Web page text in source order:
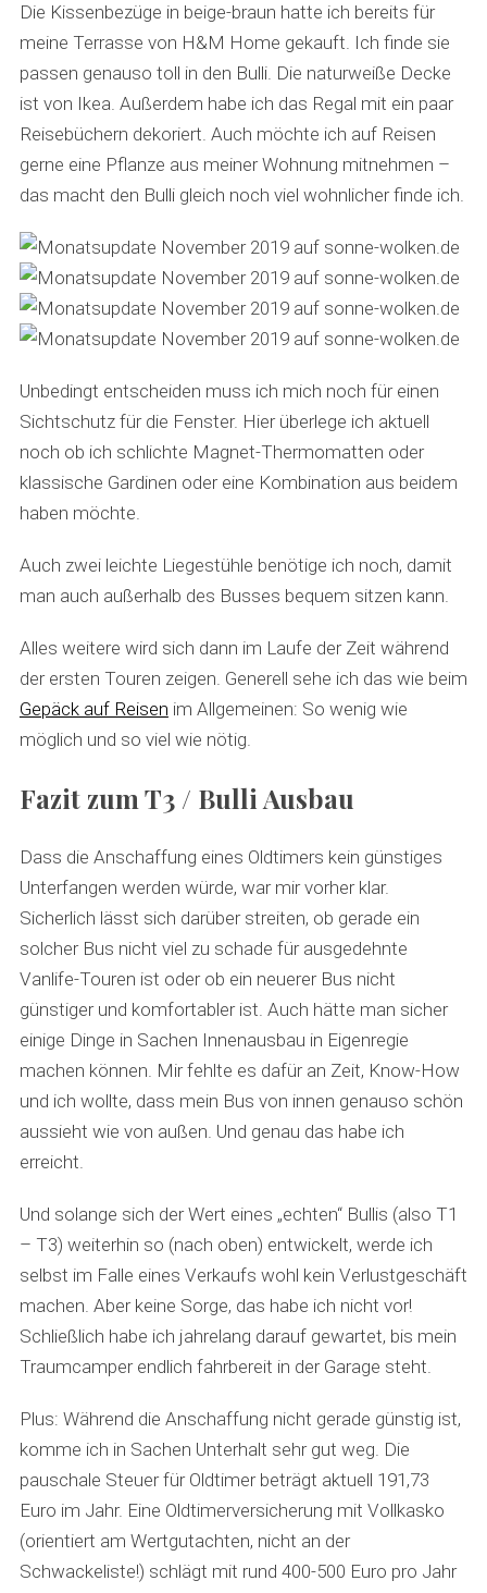
Die Kissenbezüge in beige-braun hatte ich bereits für
meine Terrasse von H&M Home gekauft. Ich finde sie
passen genauso toll in den Bulli. Die naturweiße Decke
ist von Ikea. Außerdem habe ich das Regal mit ein paar
Reisebüchern dekoriert. Auch möchte ich auf Reisen
gerne eine Pflanze aus meiner Wohnung mitnehmen –
das macht den Bulli gleich noch viel wohnlicher finde ich.
Unbedingt entscheiden muss ich mich noch für einen
Sichtschutz für die Fenster. Hier überlege ich aktuell
noch ob ich schlichte Magnet-Thermomatten oder
klassische Gardinen oder eine Kombination aus beidem
haben möchte.
Auch zwei leichte Liegestühle benötige ich noch, damit
man auch außerhalb des Busses bequem sitzen kann.
Alles weitere wird sich dann im Laufe der Zeit während
der ersten Touren zeigen. Generell sehe ich das wie beim
Gepäck auf Reisen im Allgemeinen: So wenig wie
möglich und so viel wie nötig.
Fazit zum T3 / Bulli Ausbau
Dass die Anschaffung eines Oldtimers kein günstiges
Unterfangen werden würde, war mir vorher klar.
Sicherlich lässt sich darüber streiten, ob gerade ein
solcher Bus nicht viel zu schade für ausgedehnte
Vanlife-Touren ist oder ob ein neuerer Bus nicht
günstiger und komfortabler ist. Auch hätte man sicher
einige Dinge in Sachen Innenausbau in Eigenregie
machen können. Mir fehlte es dafür an Zeit, Know-How
und ich wollte, dass mein Bus von innen genauso schön
aussieht wie von außen. Und genau das habe ich
erreicht.
Und solange sich der Wert eines „echten“ Bullis (also T1
– T3) weiterhin so (nach oben) entwickelt, werde ich
selbst im Falle eines Verkaufs wohl kein Verlustgeschäft
machen. Aber keine Sorge, das habe ich nicht vor!
Schließlich habe ich jahrelang darauf gewartet, bis mein
Traumcamper endlich fahrbereit in der Garage steht.
Plus: Während die Anschaffung nicht gerade günstig ist,
komme ich in Sachen Unterhalt sehr gut weg. Die
pauschale Steuer für Oldtimer beträgt aktuell 191,73
Euro im Jahr. Eine Oldtimerversicherung mit Vollkasko
(orientiert am Wertgutachten, nicht an der
Schwackeliste!) schlägt mit rund 400-500 Euro pro Jahr
a
r
c
h
: